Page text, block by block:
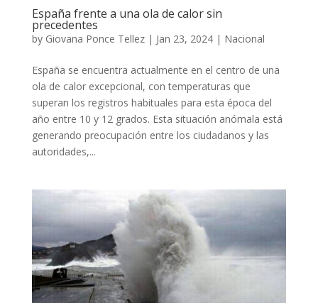
España frente a una ola de calor sin
precedentes
by Giovana Ponce Tellez| Jan 23, 2024| Nacional
España se encuentra actualmente en el centro de una
ola de calor excepcional, con temperaturas que
superan los registros habituales para esta época del
año entre 10 y 12 grados. Esta situación anómala está
generando preocupación entre los ciudadanos y las
autoridades,...